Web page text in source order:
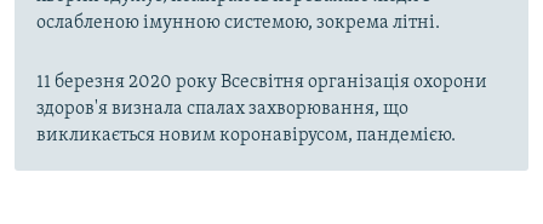
ослабленою імунною системою, зокрема літні.
11 березня 2020 року Всесвітня організація охорони
здоров'я визнала спалах захворювання, що
викликається новим коронавірусом, пандемією.